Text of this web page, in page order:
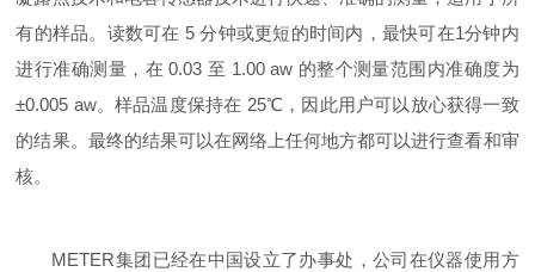
有的样品。读数可在 5分钟或更短的时间内，最快可在1分钟内
进行准确测量，在 0.03 至 1.00 aw 的整个测量范围内准确度为
±0.005 aw。样品温度保持在 25℃，因此用户可以放心获得一致
的结果。最终的结果可以在网络上任何地方都可以进行查看和审
核。
METER集团已经在中国设立了办事处，公司在仪器使用方